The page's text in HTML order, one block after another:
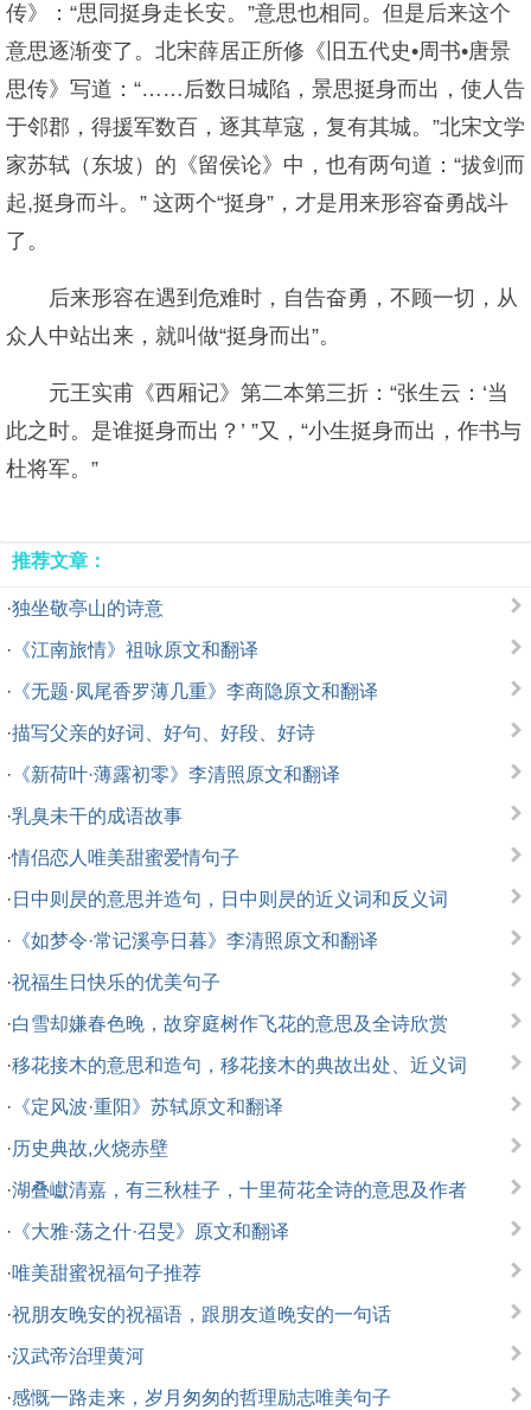
传》：“思同挺身走长安。”意思也相同。但是后来这个
意思逐渐变了。北宋薛居正所修《旧五代史•周书•唐景
思传》写道：“……后数日城陷，景思挺身而出，使人告
于邻郡，得援军数百，逐其草寇，复有其城。”北宋文学
家苏轼（东坡）的《留侯论》中，也有两句道：“拔剑而
起,挺身而斗。” 这两个“挺身”，才是用来形容奋勇战斗
了。
后来形容在遇到危难时，自告奋勇，不顾一切，从
众人中站出来，就叫做“挺身而出”。
元王实甫《西厢记》第二本第三折：“张生云：‘当
此之时。是谁挺身而出？’ ”又，“小生挺身而出，作书与
杜将军。”
推荐文章：
·独坐敬亭山的诗意
· 《江南旅情》祖咏原文和翻译
· 《无题·凤尾香罗薄几重》李商隐原文和翻译
·描写父亲的好词、好句、好段、好诗
· 《新荷叶·薄露初零》李清照原文和翻译
·乳臭未干的成语故事
·情侣恋人唯美甜蜜爱情句子
· 日中则昃的意思并造句，日中则昃的近义词和反义词
· 《如梦令·常记溪亭日暮》李清照原文和翻译
·祝福生日快乐的优美句子
·白雪却嫌春色晚，故穿庭树作飞花的意思及全诗欣赏
·移花接木的意思和造句，移花接木的典故出处、近义词
· 《定风波·重阳》苏轼原文和翻译
·历史典故,火烧赤壁
·湖叠巘清嘉，有三秋桂子，十里荷花全诗的意思及作者
· 《大雅·荡之什·召旻》原文和翻译
·唯美甜蜜祝福句子推荐
·祝朋友晚安的祝福语，跟朋友道晚安的一句话
·汉武帝治理黄河
·感慨一路走来，岁月匆匆的哲理励志唯美句子